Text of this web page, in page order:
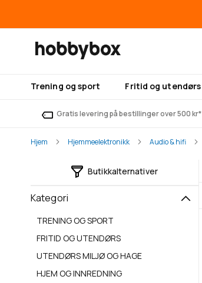
Trening og sport Fritid og utendørs
Gratis levering på bestillinger over 500 kr*
Hjem Hjemmeelektronikk Audio & hifi
Butikkalternativer
Kategori
TRENING OG SPORT
FRITID OG UTENDØRS
UTENDØRS MILJØ OG HAGE
HJEM OG INNREDNING